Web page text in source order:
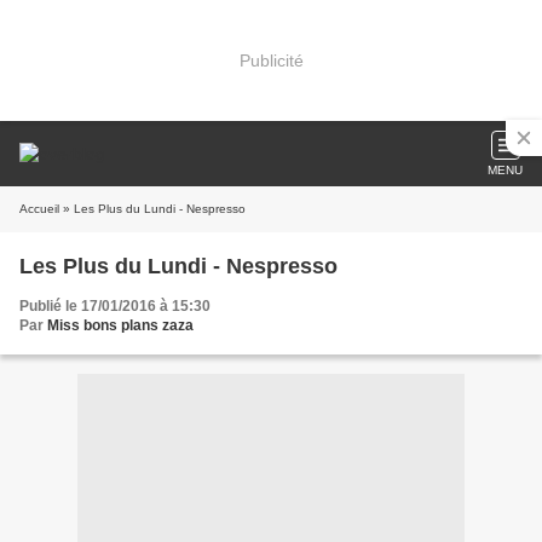
Publicité
MENU
Accueil » Les Plus du Lundi - Nespresso
Les Plus du Lundi - Nespresso
Publié le 17/01/2016 à 15:30
Par Miss bons plans zaza